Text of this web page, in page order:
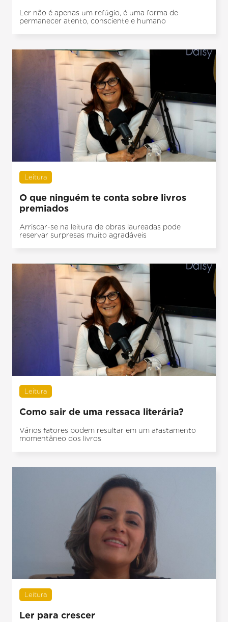
Ler não é apenas um refúgio, é uma forma de
permanecer atento, consciente e humano
Leitura
O que ninguém te conta sobre livros
premiados
Arriscar-se na leitura de obras laureadas pode
reservar surpresas muito agradáveis
Leitura
Como sair de uma ressaca literária?
Vários fatores podem resultar em um afastamento
momentâneo dos livros
Leitura
Ler para crescer